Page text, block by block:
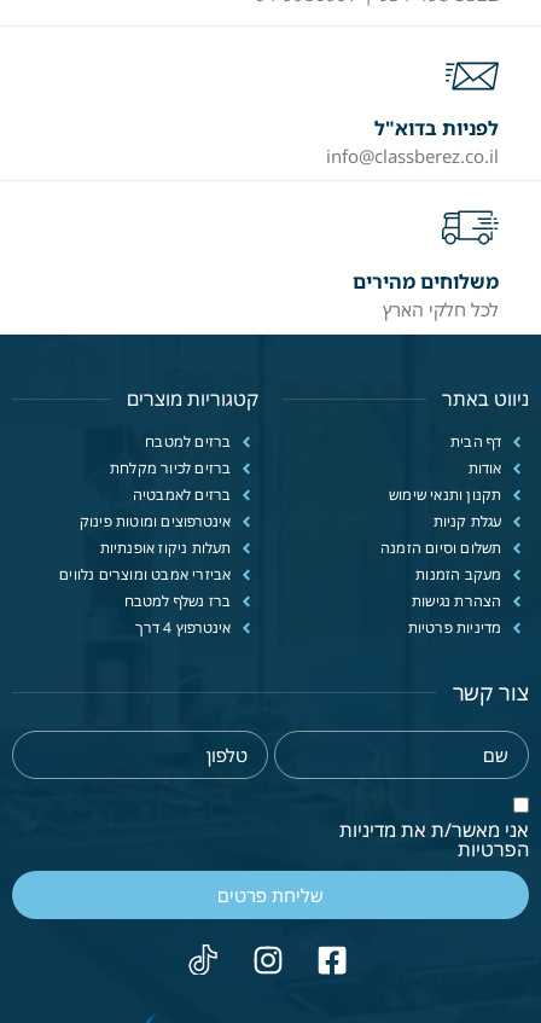
לפניות בדוא"ל
info@classberez.co.il
משלוחים מהירים
לכל חלקי הארץ
ניווט באתר
דף הבית
אודות
תקנון ותנאי שימוש
עגלת קניות
תשלום וסיום הזמנה
מעקב הזמנות
הצהרת נגישות
מדיניות פרטיות
קטגוריות מוצרים
ברזים למטבח
ברזים לכיור מקלחת
ברזים לאמבטיה
אינטרפוצים ומוטות פינוק
תעלות ניקוז אופנתיות
אביזרי אמבט ומוצרים נלווים
ברז נשלף למטבח
אינטרפוץ 4 דרך
צור קשר
אני מאשר/ת את מדיניות
הפרטיות
שליחת פרטים